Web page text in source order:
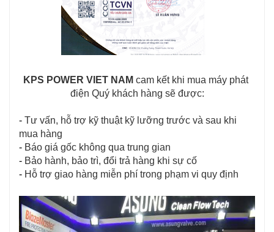
KPS POWER VIET NAM cam kết khi mua máy phát
điện Quý khách hàng sẽ được:
- Tư vấn, hỗ trợ kỹ thuật kỹ lưỡng trước và sau khi
mua hàng
- Báo giá gốc không qua trung gian
- Bảo hành, bảo trì, đổi trả hàng khi sự cố
- Hỗ trợ giao hàng miễn phí trong phạm vi quy định